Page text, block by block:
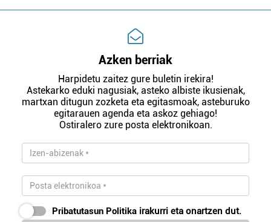
Azken berriak
Harpidetu zaitez gure buletin irekira!
Astekarko eduki nagusiak, asteko albiste ikusienak,
martxan ditugun zozketa eta egitasmoak, asteburuko
egitarauen agenda eta askoz gehiago!
Ostiralero zure posta elektronikoan.
Pribatutasun Politika irakurri eta onartzen dut.